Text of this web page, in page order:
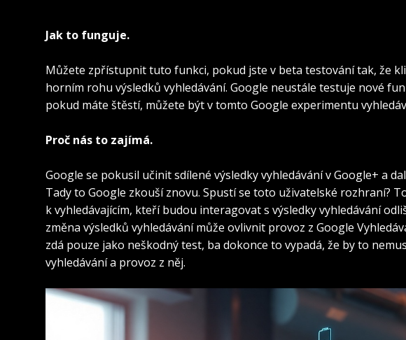
Jak to funguje.
Můžete zpřístupnit tuto funkci, pokud jste v beta testování tak, že
horním rohu výsledků vyhledávání. Google neustále testuje nové
pokud máte štěstí, můžete být v tomto Google experimentu
Proč nás to zajímá.
Google se pokusil učinit sdílené výsledky vyhledávání v Google+ a
Tady to Google zkouší znovu. Spustí se toto uživatelské rozhraní?
k vyhledávajícím, kteří budou interagovat s výsledky vyhledávání
změna výsledků vyhledávání může ovlivnit provoz z Google
zdá pouze jako neškodný test, ba dokonce to vypadá, že by to
vyhledávání a provoz z něj.